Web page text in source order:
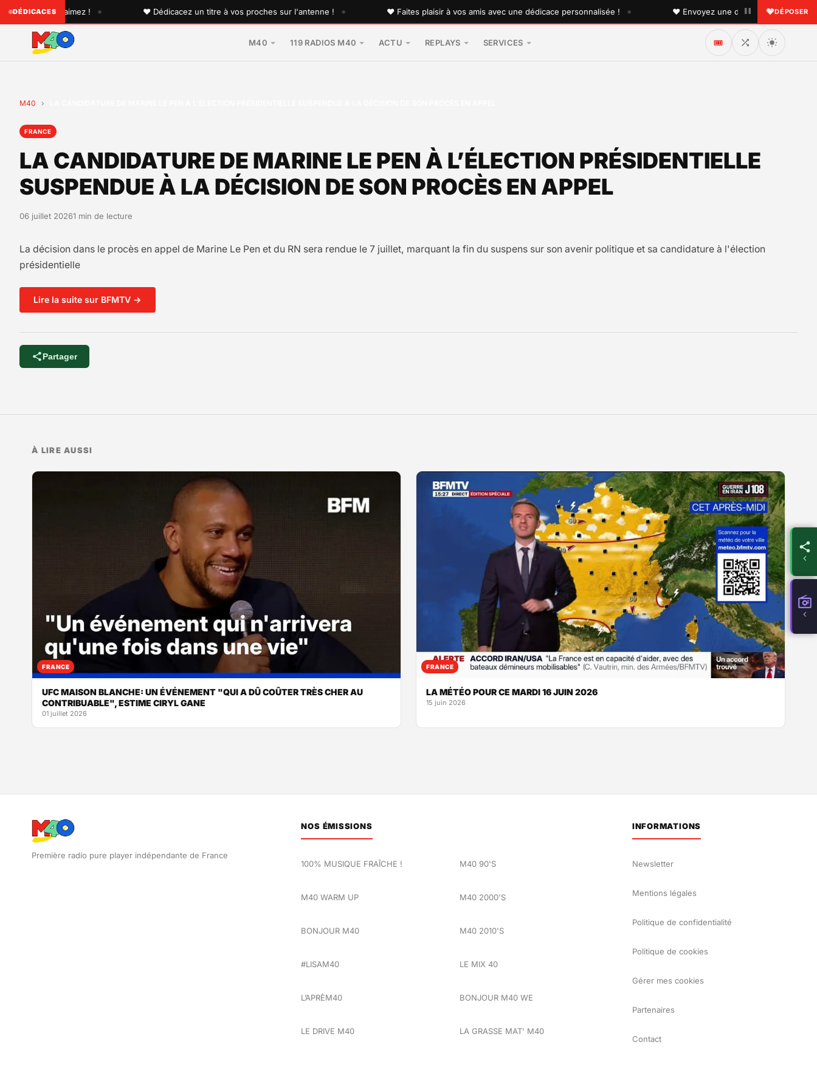
DÉDICACES
que vous aimez ! • ♥ Dédicacez un titre à vos proches sur l'antenne ! • ♥ Faites plaisir à vos amis avec une dédicace personnalisée ! • ♥ Envoyez une dédicace à quelqu'un que
DÉPOSER
M40 119 RADIOS M40 ACTU REPLAYS SERVICES 🎟️
M40 ›
FRANCE
LA CANDIDATURE DE MARINE LE PEN À L’ÉLECTION PRÉSIDENTIELLE
SUSPENDUE À LA DÉCISION DE SON PROCÈS EN APPEL
06 juillet 20261 min de lecture
La décision dans le procès en appel de Marine Le Pen et du RN sera rendue le 7 juillet, marquant la fin du suspens sur son avenir politique et sa candidature à l'élection
présidentielle
Lire la suite sur BFMTV →
Partager
À LIRE AUSSI
FRANCE
UFC MAISON BLANCHE: UN ÉVÉNEMENT "QUI A DÛ COÛTER TRÈS CHER AU
CONTRIBUABLE", ESTIME CIRYL GANE
01 juillet 2026
FRANCE
LA MÉTÉO POUR CE MARDI 16 JUIN 2026
15 juin 2026
Première radio pure player indépendante de France
NOS ÉMISSIONS
100% MUSIQUE FRAÎCHE !
M40 WARM UP
BONJOUR M40
#LISAM40
L’APRÈM40
LE DRIVE M40
M40 90'S
M40 2000'S
M40 2010'S
LE MIX 40
BONJOUR M40 WE
LA GRASSE MAT' M40
INFORMATIONS
Newsletter
Mentions légales
Politique de confidentialité
Politique de cookies
Gérer mes cookies
Partenaires
Contact